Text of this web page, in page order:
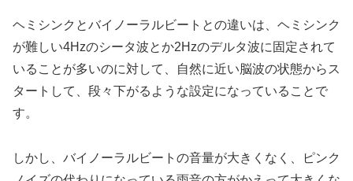
ヘミシンクとバイノーラルビートとの違いは、ヘミシンク
が難しい4Hzのシータ波とか2Hzのデルタ波に固定されて
いることが多いのに対して、自然に近い脳波の状態からス
タートして、段々下がるような設定になっていることで
す。
しかし、バイノーラルビートの音量が大きくなく、ピンク